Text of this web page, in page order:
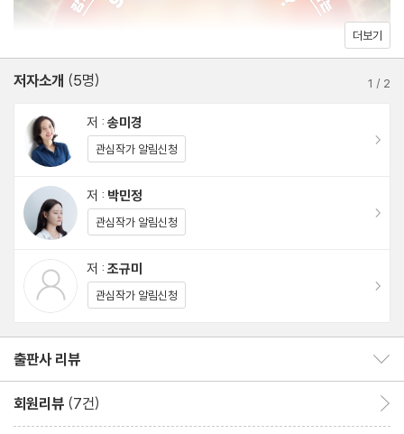
더보기
저자소개 (5명) 1 / 2
저 : 송미경
관심작가 알림신청
저 : 박민정
관심작가 알림신청
저 : 조규미
관심작가 알림신청
출판사 리뷰
회원리뷰 (7건)